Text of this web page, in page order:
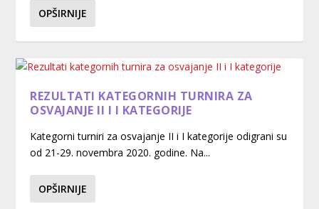
OPŠIRNIJE
REZULTATI KATEGORNIH TURNIRA ZA
OSVAJANJE II I I KATEGORIJE
Kategorni turniri za osvajanje II i I kategorije odigrani su
od 21-29. novembra 2020. godine. Na...
OPŠIRNIJE